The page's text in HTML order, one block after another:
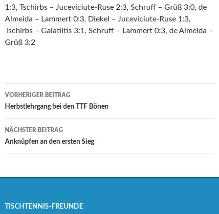
1:3, Tschirbs – Juceviciute-Ruse 2:3, Schruff – Grüß 3:0, de
Almeida – Lammert 0:3, Diekel – Juceviciute-Ruse 1:3,
Tschirbs – Galatiltis 3:1, Schruff – Lammert 0:3, de Almeida –
Grüß 3:2
Beitrags-
Navigation
VORHERIGER BEITRAG
Herbstlehrgang bei den TTF Bönen
NÄCHSTER BEITRAG
Anknüpfen an den ersten Sieg
TISCHTENNIS-FREUNDE